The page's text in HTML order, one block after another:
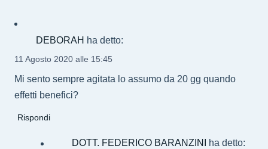
DEBORAH ha detto:
11 Agosto 2020 alle 15:45
Mi sento sempre agitata lo assumo da 20 gg quando
effetti benefici?
Rispondi
DOTT. FEDERICO BARANZINI ha detto: